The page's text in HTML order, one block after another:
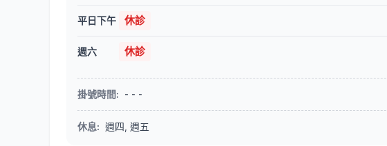
平日下午 休診
週六 休診
掛號時間: - - -
休息: 週四, 週五